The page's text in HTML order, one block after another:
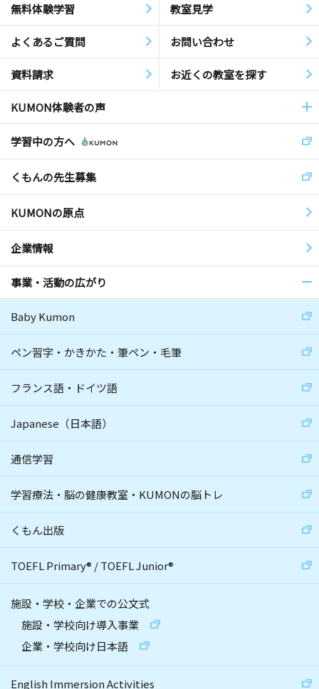
無料体験学習 教室見学
よくあるご質問 お問い合わせ
資料請求 お近くの教室を探す
KUMON体験者の声
学習中の方へ
くもんの先生募集
KUMONの原点
企業情報
事業・活動の広がり
Baby Kumon
ペン習字・かきかた・筆ペン・毛筆
フランス語・ドイツ語
Japanese（日本語）
通信学習
学習療法・脳の健康教室・KUMONの脳トレ
くもん出版
TOEFL Primary® /TOEFL Junior®
施設・学校・企業での公文式
施設・学校向け導入事業
企業・学校向け日本語
English Immersion Activities